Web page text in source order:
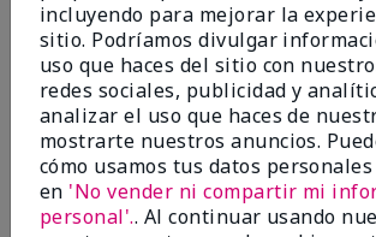
TimeWise® Matte 3D
Foundation
Light 1​ (subtonos rosados
fríos)
$28.00
Light 1​
fríos)
$28.00
incluyendo para mejorar la
sitio. Podríamos divulgar
uso que haces del sitio con
redes sociales, publicidad y
analizar el uso que haces de
mostrarte nuestros anuncios.
cómo usamos tus datos
en 'No vender ni compartir mi
personal'.. Al continuar usando